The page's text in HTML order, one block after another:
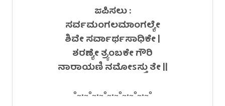
ಜಪಿಸಲು :
ಸರ್ವಮಂಗಲಮಾಂಗಲ್ಯೇ
ಶಿವೇ ಸರ್ವಾರ್ಥಸಾಧಿಕೇ |
ಶರಣ್ಯೇ ತ್ರ್ಯಂಬಕೇ ಗೌರಿ
ನಾರಾಯಣಿ ನಮೋಽಸ್ತು ತೇ ||
°~•~°~•~°~•~°~•~°~•~°